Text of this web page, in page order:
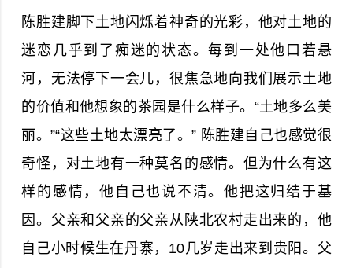
陈胜建脚下土地闪烁着神奇的光彩，他对土地的
迷恋几乎到了痴迷的状态。每到一处他口若悬
河，无法停下一会儿，很焦急地向我们展示土地
的价值和他想象的茶园是什么样子。“土地多么美
丽。”“这些土地太漂亮了。” 陈胜建自己也感觉很
奇怪，对土地有一种莫名的感情。但为什么有这
样的感情，他自己也说不清。他把这归结于基
因。父亲和父亲的父亲从陕北农村走出来的，他
自己小时候生在丹寨，10几岁走出来到贵阳。父